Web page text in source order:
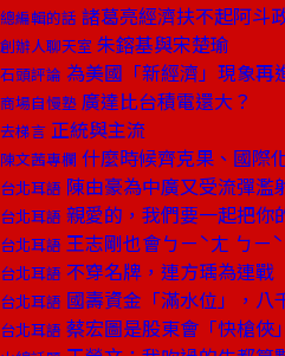
總編輯的話 諸葛亮經濟扶不起阿斗
創辦人聊天室 朱鎔基與宋楚瑜
石頭評論 為美國「新經濟」現象再
商場自慢塾 廣達比台積電還大？
去梯言 正統與主流
陳文茜專欄 什麼時候齊克果、國際
台北耳語 陳由豪為中廣又受流彈濫
台北耳語 親愛的，我們要一起把你
台北耳語 王志剛也會ㄅㄧˋㄤ ㄅㄧ
台北耳語 不穿名牌，連方瑀為連戰
台北耳語 國壽資金「滿水位」，八
台北耳語 蔡宏圖是股東會「快槍俠」